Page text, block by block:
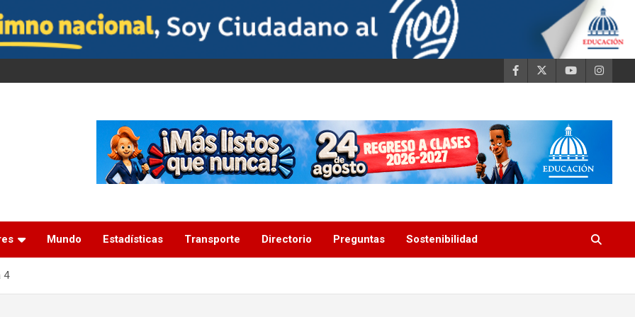
Mundo Estadísticas Transporte Directorio Preguntas Sostenibilidad
4